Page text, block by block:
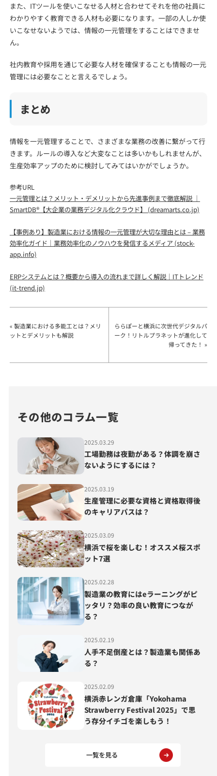
また、ITツールを使いこなせる人材と合わせてそれを他の社員に
わかりやすく教育できる人材も必要になります。一部の人しか使
いこなせないようでは、情報の一元管理をすることはできませ
ん。
社内教育や採用を通じて必要な人材を確保することも情報の一元
管理には必要なことと言えるでしょう。
まとめ
情報を一元管理することで、さまざまな業務の改善に繋がって行
きます。ルールの導入など大変なことは多いかもしれませんが、
生産効率アップのために検討してみてはいかがでしょうか。
参考URL
一元管理とは？メリット・デメリットから先進事例まで徹底解説 ｜
SmartDB®【大企業の業務デジタル化クラウド】 (dreamarts.co.jp)
【事例あり】製造業における情報の一元管理が大切な理由とは – 業務
効率化ガイド｜業務効率化のノウハウを発信するメディア (stock-
app.info)
ERPシステムとは？概要から導入の流れまで詳しく解説｜ITトレンド
(it-trend.jp)
ららぽーと横浜に次世代デジタルパ
ーク！リトルプラネットが進化して
帰ってきた！ »
« 製造業における多能工とは？メリ
ットとデメリットも解説
その他のコラム一覧
2025.03.29
工場勤務は夜勤がある？体調を崩さ
ないようにするには？
2025.03.19
生産管理に必要な資格と資格取得後
のキャリアパスは？
2025.03.09
横浜で桜を楽しむ！オススメ桜スポ
ット7選
2025.02.28
製造業の教育にはeラーニングがピ
ッタリ？効率の良い教育につなが
る？
2025.02.19
人手不足倒産とは？製造業も関係あ
る？
2025.02.09
横浜赤レンガ倉庫「Yokohama
Strawberry Festival 2025」で思
う存分イチゴを楽しもう！
一覧を見る